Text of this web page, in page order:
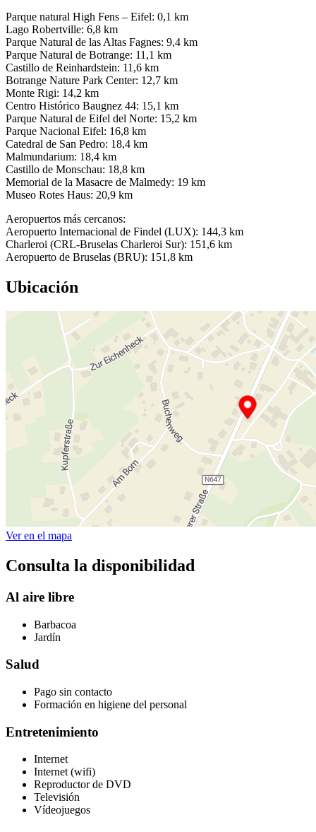
Parque natural High Fens – Eifel: 0,1 km
Lago Robertville: 6,8 km
Parque Natural de las Altas Fagnes: 9,4 km
Parque Natural de Botrange: 11,1 km
Castillo de Reinhardstein: 11,6 km
Botrange Nature Park Center: 12,7 km
Monte Rigi: 14,2 km
Centro Histórico Baugnez 44: 15,1 km
Parque Natural de Eifel del Norte: 15,2 km
Parque Nacional Eifel: 16,8 km
Catedral de San Pedro: 18,4 km
Malmundarium: 18,4 km
Castillo de Monschau: 18,8 km
Memorial de la Masacre de Malmedy: 19 km
Museo Rotes Haus: 20,9 km
Aeropuertos más cercanos:
Aeropuerto Internacional de Findel (LUX): 144,3 km
Charleroi (CRL-Bruselas Charleroi Sur): 151,6 km
Aeropuerto de Bruselas (BRU): 151,8 km
Ubicación
Ver en el mapa
Consulta la disponibilidad
Al aire libre
Barbacoa
Jardín
Salud
Pago sin contacto
Formación en higiene del personal
Entretenimiento
Internet
Internet (wifi)
Reproductor de DVD
Televisión
Vídeojuegos